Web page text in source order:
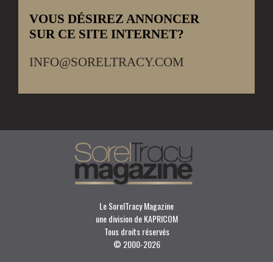
VOUS DÉSIREZ ANNONCER
SUR CE SITE INTERNET?
INFO@SORELTRACY.COM
Le SorelTracy Magazine
une division de KAPRICOM
Tous droits réservés
© 2000-2026